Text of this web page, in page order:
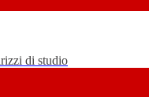
di studio